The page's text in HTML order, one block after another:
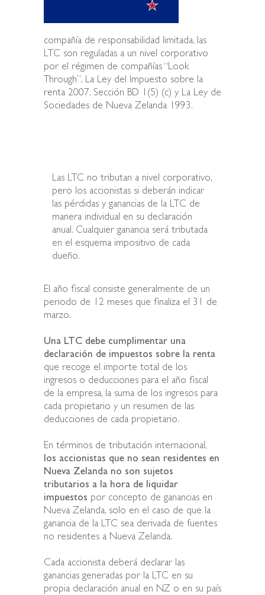
compañía de responsabilidad limitada, las
LTC son reguladas a un nivel corporativo
por el régimen de compañías “Look
Through”, La Ley del Impuesto sobre la
renta 2007, Sección BD 1(5) (c) y La Ley de
Sociedades de Nueva Zelanda 1993.
Las LTC no tributan a nivel corporativo,
pero los accionistas si deberán indicar
las pérdidas y ganancias de la LTC de
manera individual en su declaración
anual. Cualquier ganancia será tributada
en el esquema impositivo de cada
dueño.
El año fiscal consiste generalmente de un
periodo de 12 meses que finaliza el 31 de
marzo.
Una LTC debe cumplimentar una
declaración de impuestos sobre la renta
que recoge el importe total de los
ingresos o deducciones para el año fiscal
de la empresa, la suma de los ingresos para
cada propietario y un resumen de las
deducciones de cada propietario.
En términos de tributación internacional,
los accionistas que no sean residentes en
Nueva Zelanda no son sujetos
tributarios a la hora de liquidar
impuestos por concepto de ganancias en
Nueva Zelanda, solo en el caso de que la
ganancia de la LTC sea derivada de fuentes
no residentes a Nueva Zelanda.
Cada accionista deberá declarar las
ganancias generadas por la LTC en su
propia declaración anual en NZ o en su país